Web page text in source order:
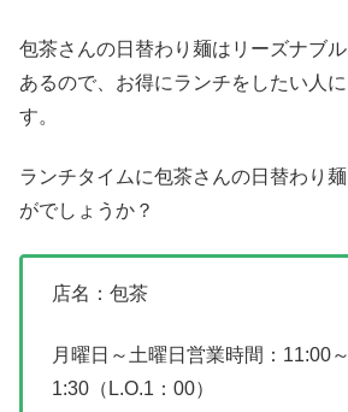
包茶さんの日替わり麺はリーズナブ
あるので、お得にランチをしたい人
す。
ランチタイムに包茶さんの日替わり
がでしょうか？
店名：包茶
月曜日～土曜日営業時間：11:00
1:30（L.O.1：00）